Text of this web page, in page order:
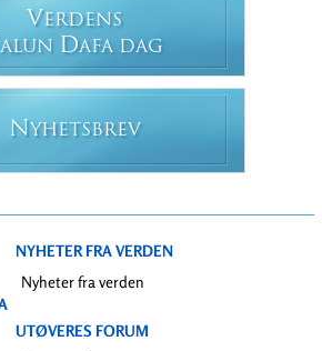
VERDENS
ALUN DAFA DAG
NYHETSBREV
NYHETER FRA VERDEN
Nyheter fra verden
UTØVERES FORUM